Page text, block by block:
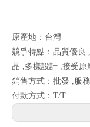
原產地：台灣
競爭特點：品質優良
品 ,多樣設計 ,接受原
銷售方式：批發 ,服
付款方式：T/T